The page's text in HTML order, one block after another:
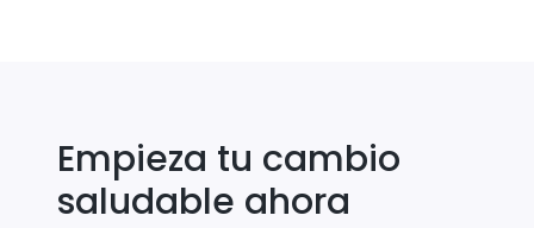
Empieza tu cambio
saludable ahora